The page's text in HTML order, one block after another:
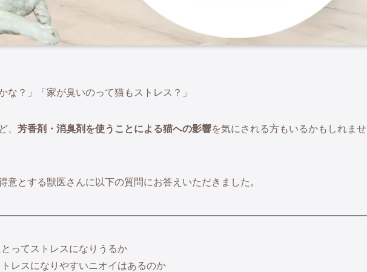
な？」「家が臭いのって猫もストレス？」
、 芳香剤・消臭剤を使うことによる猫への影響を気にされる方もいるかもしれませ
意とする獣医さんに以下の質問にお答えいただきました。
ってストレスになりうるか
レスになりやすいニオイはあるのか